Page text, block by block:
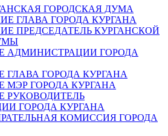
ГОРОДСКАЯ ДУМА
ГЛАВА ГОРОДА КУРГАНА
ПРЕДСЕДАТЕЛЬ КУРГАНСКОЙ
АДМИНИСТРАЦИИ ГОРОДА
ГЛАВА ГОРОДА КУРГАНА
МЭР ГОРОДА КУРГАНА
РУКОВОДИТЕЛЬ
ГОРОДА КУРГАНА
КОМИССИЯ ГОРОДА